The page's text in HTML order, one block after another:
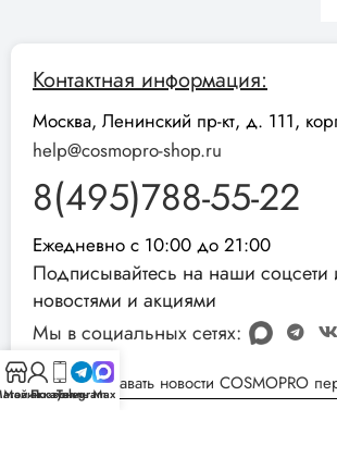
Контактная информация:
Москва, Ленинский пр-кт, д. 111,
help@cosmopro-shop.ru
8(495)788-55-22
Ежедневно с 10:00 до 21:00
Подписывайтесь на наши соцсети
новостями и акциями
Мы в социальных сетях:
Узнавать новости COSMOPRO
Мой аккаунт
Позвонить
Telegram
Max